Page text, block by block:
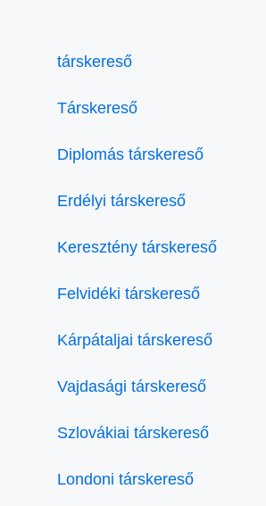
társkereső
Társkereső
Diplomás társkereső
Erdélyi társkereső
Keresztény társkereső
Felvidéki társkereső
Kárpátaljai társkereső
Vajdasági társkereső
Szlovákiai társkereső
Londoni társkereső